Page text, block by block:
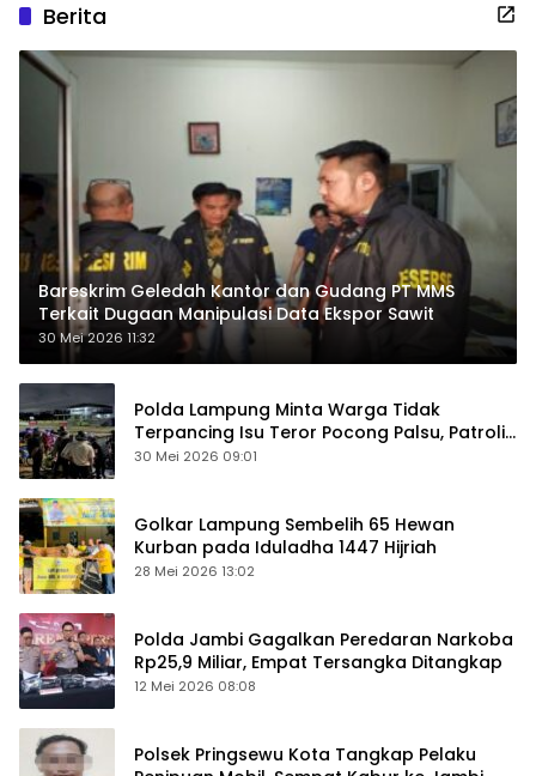
Berita
Bareskrim Geledah Kantor dan Gudang PT MMS
Terkait Dugaan Manipulasi Data Ekspor Sawit
30 Mei 2026 11:32
Polda Lampung Minta Warga Tidak
Terpancing Isu Teror Pocong Palsu, Patroli
Keamanan Ditingkatkan
30 Mei 2026 09:01
Golkar Lampung Sembelih 65 Hewan
Kurban pada Iduladha 1447 Hijriah
28 Mei 2026 13:02
Polda Jambi Gagalkan Peredaran Narkoba
Rp25,9 Miliar, Empat Tersangka Ditangkap
12 Mei 2026 08:08
Polsek Pringsewu Kota Tangkap Pelaku